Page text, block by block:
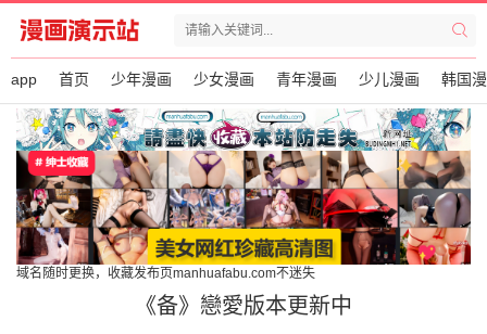
app 首页 少年漫画 少女漫画 青年漫画 少儿漫画 韩国
域名随时更换，收藏发布页manhuafabu.com不迷失
《备》戀愛版本更新中